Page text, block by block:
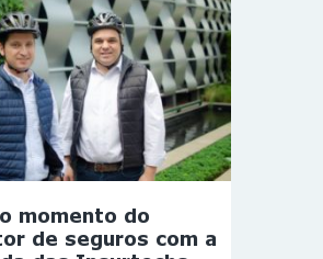
momento do
de seguros com a